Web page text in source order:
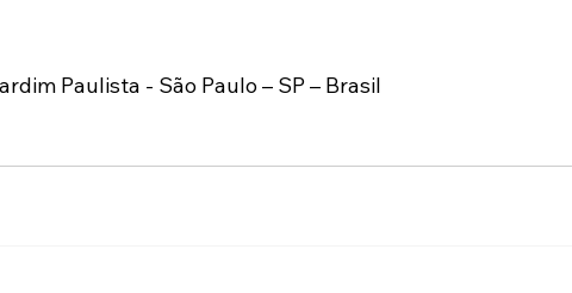
Paulista - São Paulo – SP – Brasil